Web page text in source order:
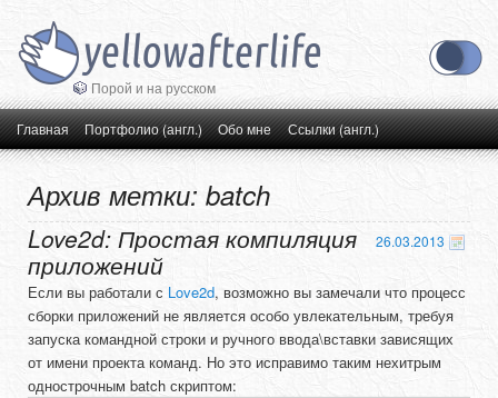
Порой и на русском
Главное меню
Перейти к основному содержимому
Перейти к дополнительному содержимому
Главная Портфолио (англ.) Обо мне Ссылки (англ.)
Архив метки:batch
26.03.2013
Love2d: Простая компиляция
приложений
Если вы работали с Love2d, возможно вы замечали что процесс
сборки приложений не является особо увлекательным, требуя
запуска командной строки и ручного ввода\вставки зависящих
от имени проекта команд. Но это исправимо таким нехитрым
однострочным batch скриптом: